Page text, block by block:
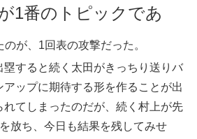
1番のトピックであ
が、1回表の攻撃だった。
塁すると続く太田がきっちり送りバ
アップに期待する形を作ることが出
てしまったのだが、続く村上が先
放ち、今日も結果を残してみせ